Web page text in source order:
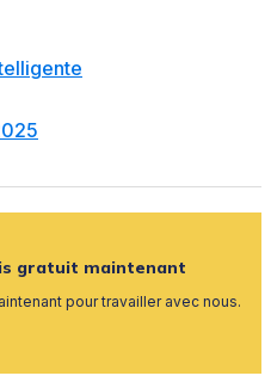
gratuit maintenant
pour travailler avec nous.